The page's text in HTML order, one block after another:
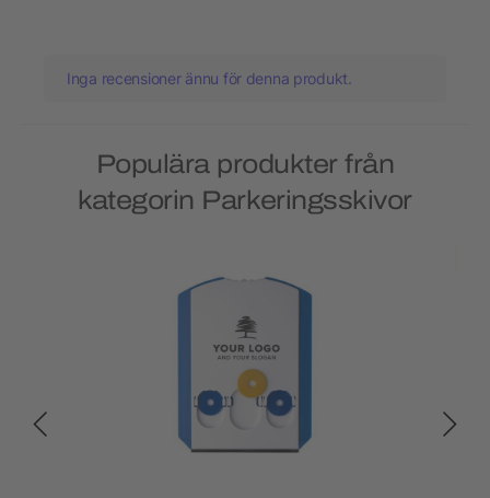
Inga recensioner ännu för denna produkt.
Populära produkter från
kategorin Parkeringsskivor